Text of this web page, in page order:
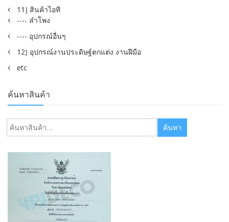
11) สินค้าไอที
---- ลำโพง
---- อุปกรณ์อื่นๆ
12) อุปกรณ์งานประดิษฐ์ตกแต่ง งานฝีมือ
etc
ค้นหาสินค้า
ค้นหา: ค้นหา